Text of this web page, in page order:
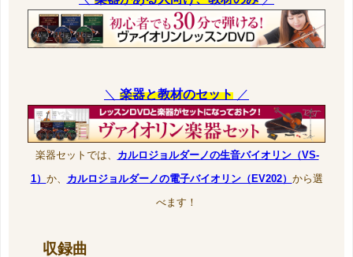
＼ 楽器と教材のセット ／
楽器セットでは、 カルロジョルダーノの生音バイオリン（VS-
1） か、 カルロジョルダーノの電子バイオリン（EV202） から選
べます！
収録曲